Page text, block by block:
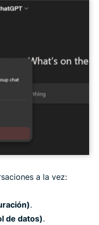
a la vez:
.
de datos).